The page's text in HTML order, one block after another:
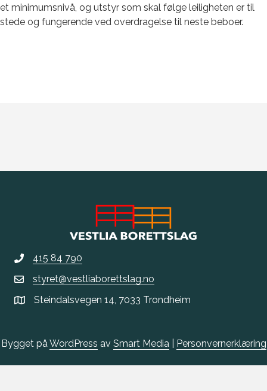
et minimumsnivå, og utstyr som skal følge leiligheten er til
stede og fungerende ved overdragelse til neste beboer.
415 84 790
styret@vestliaborettslag.no
Steindalsvegen 14, 7033 Trondheim
Bygget påWordPress av Smart Media| Personvernerklæring